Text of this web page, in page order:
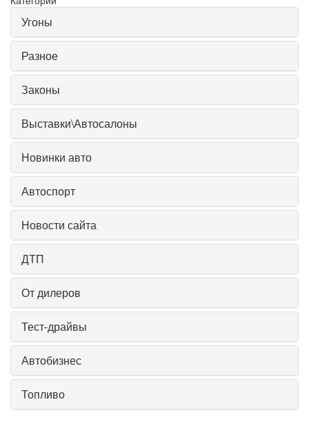
Угоны
Разное
Законы
Выставки\Автосалоны
Новинки авто
Автоспорт
Новости сайта
ДТП
От дилеров
Тест-драйвы
Автобизнес
Топливо